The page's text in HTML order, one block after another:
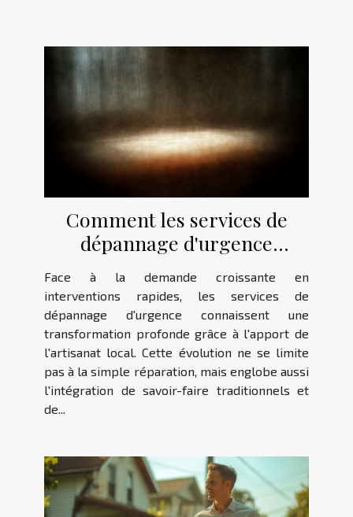
Comment les services de
dépannage d'urgence
évoluent avec l'artisanat local
?
Face à la demande croissante en
interventions rapides, les services de
dépannage d'urgence connaissent une
transformation profonde grâce à l'apport de
l'artisanat local. Cette évolution ne se limite
pas à la simple réparation, mais englobe aussi
l'intégration de savoir-faire traditionnels et
de...